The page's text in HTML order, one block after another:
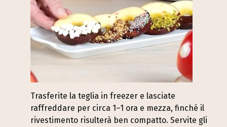
Trasferite la teglia in freezer e lasciate
raffreddare per circa 1–1 ora e mezza, finché il
rivestimento risulterà ben compatto. Servite gli